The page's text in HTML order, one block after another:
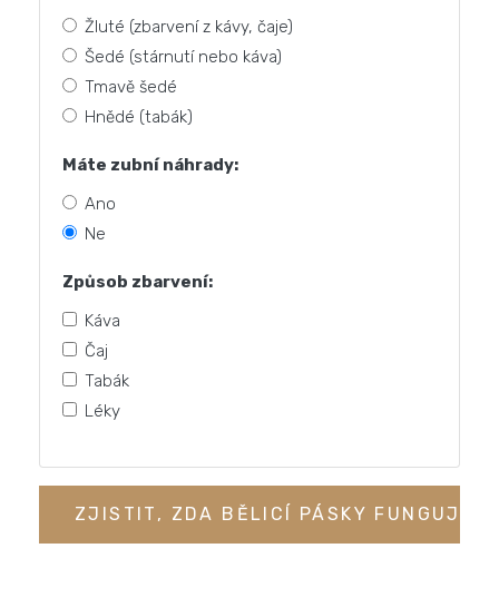
Žluté (zbarvení z kávy, čaje)
Šedé (stárnutí nebo káva)
Tmavě šedé
Hnědé (tabák)
Máte zubní náhrady:
Ano
Ne
Způsob zbarvení:
Káva
Čaj
Tabák
Léky
ZJISTIT, ZDA BĚLICÍ PÁSKY FUNGUJÍ